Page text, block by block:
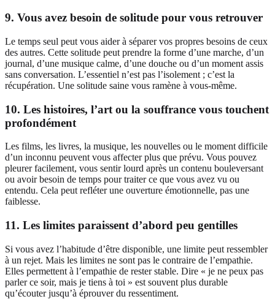
9. Vous avez besoin de solitude pour vous retrouver
Le temps seul peut vous aider à séparer vos propres besoins de ceux
des autres. Cette solitude peut prendre la forme d’une marche, d’un
journal, d’une musique calme, d’une douche ou d’un moment assis
sans conversation. L’essentiel n’est pas l’isolement ; c’est la
récupération. Une solitude saine vous ramène à vous-même.
10. Les histoires, l’art ou la souffrance vous touchent
profondément
Les films, les livres, la musique, les nouvelles ou le moment difficile
d’un inconnu peuvent vous affecter plus que prévu. Vous pouvez
pleurer facilement, vous sentir lourd après un contenu bouleversant
ou avoir besoin de temps pour traiter ce que vous avez vu ou
entendu. Cela peut refléter une ouverture émotionnelle, pas une
faiblesse.
11. Les limites paraissent d’abord peu gentilles
Si vous avez l’habitude d’être disponible, une limite peut ressembler
à un rejet. Mais les limites ne sont pas le contraire de l’empathie.
Elles permettent à l’empathie de rester stable. Dire « je ne peux pas
parler ce soir, mais je tiens à toi » est souvent plus durable
qu’écouter jusqu’à éprouver du ressentiment.